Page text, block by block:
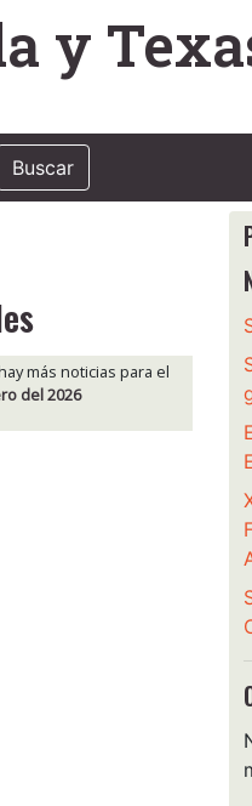
y
Buscar
más noticias para el
del 2026